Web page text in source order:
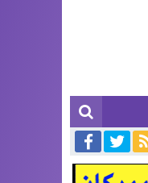
ميدان ولا تراهم في نشاط